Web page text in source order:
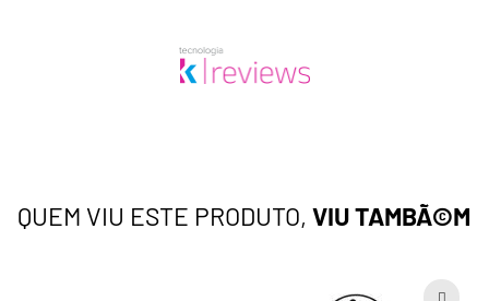
QUEM VIU ESTE PRODUTO, VIU TAMBÃ©M